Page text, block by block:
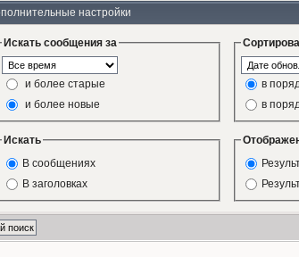
настройки
Искать сообщения за
и более старые
и более новые
в
в
Искать
В сообщениях
В заголовках